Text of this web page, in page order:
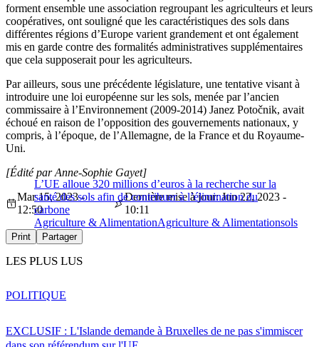
forment ensemble une association regroupant les agriculteurs et leurs
coopératives, ont souligné que les caractéristiques des sols dans
différentes régions d’Europe varient grandement et ont également
mis en garde contre des formalités administratives supplémentaires
que cela supposerait pour les agriculteurs.
Par ailleurs, sous une précédente législature, une tentative visant à
introduire une loi européenne sur les sols, menée par l’ancien
commissaire à l’Environnement (2009-2014) Janez Potočnik, avait
échoué en raison de l’opposition des gouvernements nationaux, y
compris, à l’époque, de l’Allemagne, de la France et du Royaume-
Uni.
L’UE alloue 320 millions d’euros à la recherche sur la
santé des sols afin de contribuer à l’élimination du
carbone
[Édité par Anne-Sophie Gayet]
Mar 15, 2023 -
12:50
Dernière mise à jour: Jun 22, 2023 -
10:11
Agriculture & AlimentationAgriculture & Alimentationsols
Print Partager
LES PLUS LUS
EXCLUSIF : L'Islande demande à Bruxelles de ne pas s'immiscer
POLITIQUE